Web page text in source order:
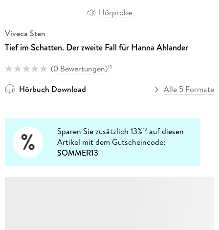
Hörprobe
Viveca Sten
Tief im Schatten. Der zweite Fall für Hanna Ahlander
(0 Bewertungen)15
Hörbuch Download Alle 5 Formate
Sparen Sie zusätzlich 13%12 auf diesen
Artikel mit dem Gutscheincode:
SOMMER13